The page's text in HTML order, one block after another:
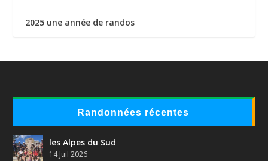
2025 une année de randos
Randonnées récentes
les Alpes du Sud
14 Juil 2026